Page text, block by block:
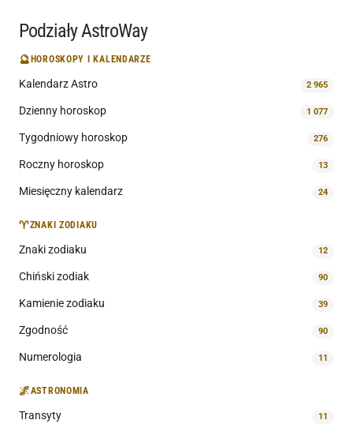
Podziały AstroWay
🔮HOROSKOPY I KALENDARZE
Kalendarz Astro 2 965
Dzienny horoskop 1 077
Tygodniowy horoskop 276
Roczny horoskop 13
Miesięczny kalendarz 24
♈ZNAKI ZODIAKU
Znaki zodiaku 12
Chiński zodiak 90
Kamienie zodiaku 39
Zgodność 90
Numerologia 11
🌌ASTRONOMIA
Transyty 11